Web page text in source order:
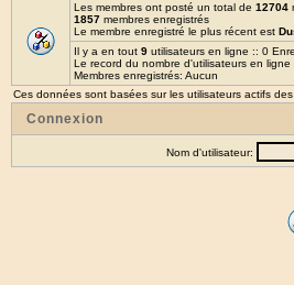
Les membres ont posté un total de 12704
1857 membres enregistrés
Le membre enregistré le plus récent est
Il y a en tout 9 utilisateurs en ligne :: 0
Le record du nombre d'utilisateurs en ligne
Membres enregistrés: Aucun
Ces données sont basées sur les utilisateurs actifs
Connexion
Nom d'utilisateur: